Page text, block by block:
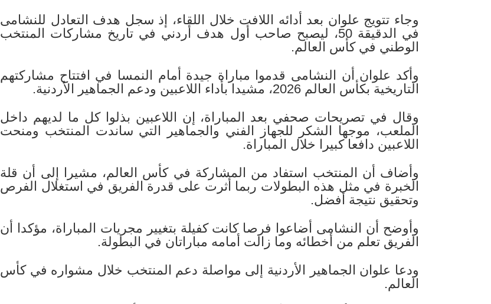
وجاء تتويج علوان بعد أدائه اللافت خلال اللقاء، إذ سجل هدف التعادل للنشامى
في الدقيقة 50، ليصبح صاحب أول هدف أردني في تاريخ مشاركات المنتخب
الوطني في كأس العالم.
وأكد علوان أن النشامى قدموا مباراة جيدة أمام النمسا في افتتاح مشاركتهم
التاريخية بكأس العالم 2026، مشيدا بأداء اللاعبين ودعم الجماهير الأردنية.
وقال في تصريحات صحفي بعد المباراة، إن اللاعبين بذلوا كل ما لديهم داخل
الملعب، موجها الشكر للجهاز الفني والجماهير التي ساندت المنتخب ومنحت
اللاعبين دافعا كبيرا خلال المباراة.
وأضاف أن المنتخب استفاد من المشاركة في كأس العالم، مشيرا إلى أن قلة
الخبرة في مثل هذه البطولات ربما أثرت على قدرة الفريق في استغلال الفرص
وتحقيق نتيجة أفضل.
وأوضح أن النشامى أضاعوا فرصا كانت كفيلة بتغيير مجريات المباراة، مؤكدا أن
الفريق تعلم من أخطائه وما زالت أمامه مباراتان في البطولة.
ودعا علوان الجماهير الأردنية إلى مواصلة دعم المنتخب خلال مشواره في كأس
العالم.